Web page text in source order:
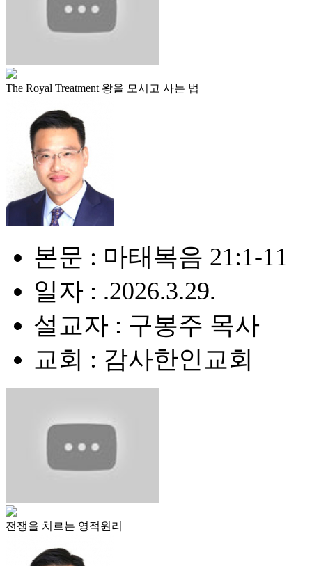
The Royal Treatment 왕을 모시고 사는 법
본문 : 마태복음 21:1-11
일자 : .2026.3.29.
설교자 : 구봉주 목사
교회 : 감사한인교회
전쟁을 치르는 영적원리